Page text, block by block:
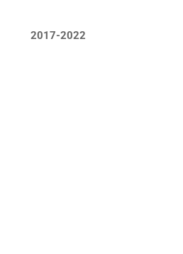
2017-2022